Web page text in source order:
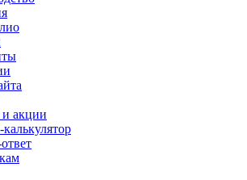
акции